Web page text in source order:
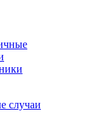
случаи